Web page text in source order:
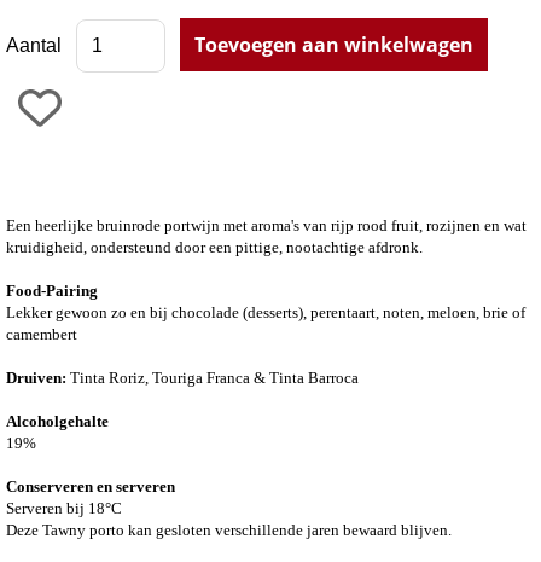
Aantal
Een heerlijke bruinrode portwijn met aroma's van rijp rood fruit, rozijnen en wat
kruidigheid, ondersteund door een pittige, nootachtige afdronk.
Food-Pairing
Lekker gewoon zo en bij chocolade (desserts), perentaart, noten, meloen, brie of
camembert
Druiven: Tinta Roriz, Touriga Franca & Tinta Barroca
Alcoholgehalte
19%
Conserveren en serveren
Serveren bij 18°C
Deze Tawny porto kan gesloten verschillende jaren bewaard blijven.